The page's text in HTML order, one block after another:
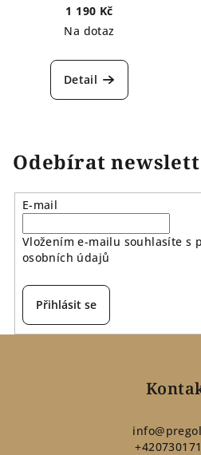
1 190 Kč
Na dotaz
Detail
Odebírat
E-mail
Vložením e-mailu souhlasíte s
osobních údajů
Přihlásit se
info@